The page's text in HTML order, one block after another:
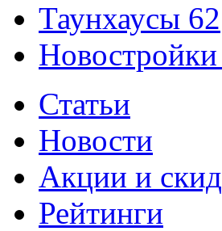
Таунхаусы 62
Статьи
Новости
Акции и
Рейтинги